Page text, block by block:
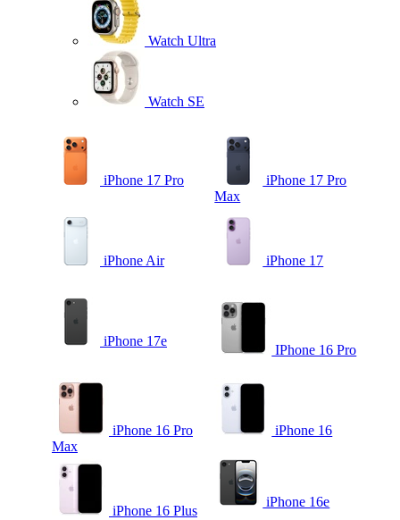
Watch Ultra
Watch SE
iPhone 17 Pro
iPhone 17 Pro
Max
iPhone Air iPhone 17
iPhone 17e
IPhone 16 Pro
iPhone 16 Pro
Max
iPhone 16
iPhone 16 Plus
iPhone 16e